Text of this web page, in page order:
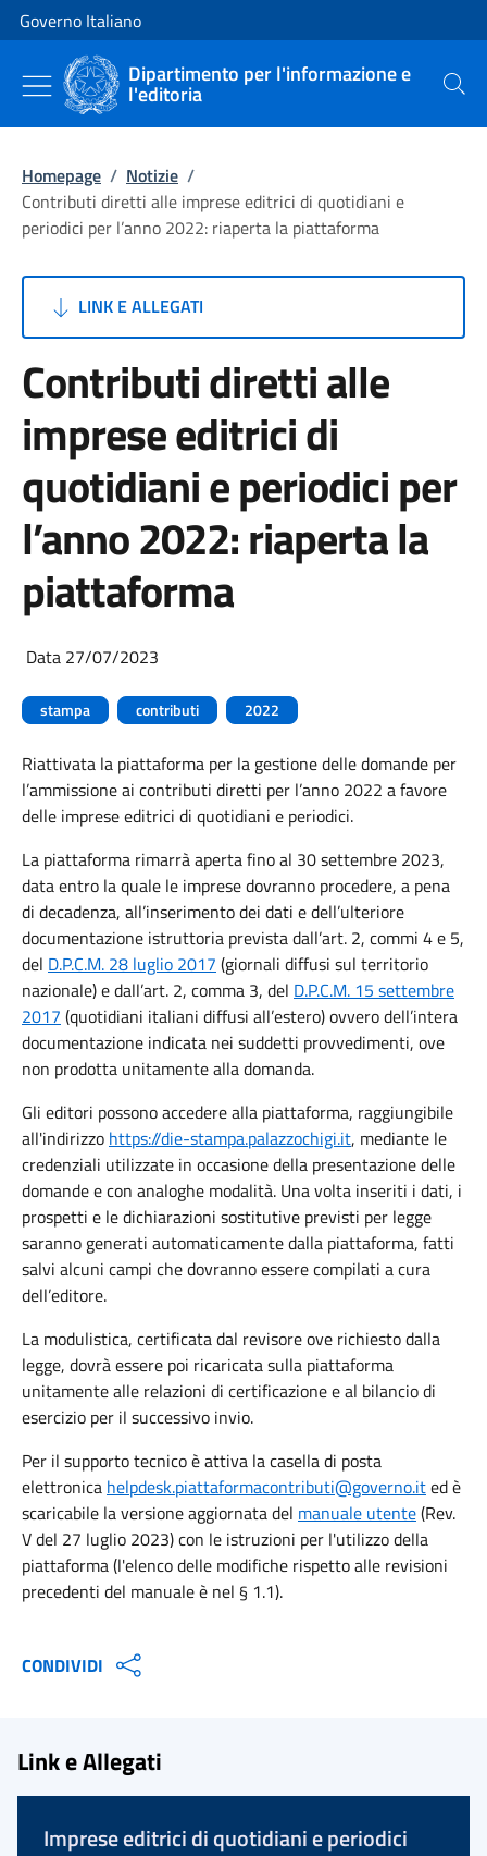
Vai al contenuto
Vai alla navigazione del sito
Governo Italiano
Dipartimento per l'informazione e
l'editoria Cerca
Homepage / Notizie /
Contributi diretti alle imprese editrici di quotidiani e
periodici per l’anno 2022: riaperta la piattaforma
LINK E ALLEGATI
Contributi diretti alle
imprese editrici di
quotidiani e periodici per
l’anno 2022: riaperta la
piattaforma
Data 27/07/2023
stampa contributi 2022
Riattivata la piattaforma per la gestione delle domande per
l’ammissione ai contributi diretti per l’anno 2022 a favore
delle imprese editrici di quotidiani e periodici.
La piattaforma rimarrà aperta fino al 30 settembre 2023,
data entro la quale le imprese dovranno procedere, a pena
di decadenza, all’inserimento dei dati e dell’ulteriore
documentazione istruttoria prevista dall’art. 2, commi 4 e 5,
del D.P.C.M. 28 luglio 2017 (giornali diffusi sul territorio
nazionale) e dall’art. 2, comma 3, del D.P.C.M. 15 settembre
2017 (quotidiani italiani diffusi all’estero) ovvero dell’intera
documentazione indicata nei suddetti provvedimenti, ove
non prodotta unitamente alla domanda.
Gli editori possono accedere alla piattaforma, raggiungibile
all'indirizzo https://die-stampa.palazzochigi.it, mediante le
credenziali utilizzate in occasione della presentazione delle
domande e con analoghe modalità. Una volta inseriti i dati, i
prospetti e le dichiarazioni sostitutive previsti per legge
saranno generati automaticamente dalla piattaforma, fatti
salvi alcuni campi che dovranno essere compilati a cura
dell’editore.
La modulistica, certificata dal revisore ove richiesto dalla
legge, dovrà essere poi ricaricata sulla piattaforma
unitamente alle relazioni di certificazione e al bilancio di
esercizio per il successivo invio.
Per il supporto tecnico è attiva la casella di posta
elettronica helpdesk.piattaformacontributi@governo.ited è
scaricabile la versione aggiornata del manuale utente(Rev.
V del 27 luglio 2023) con le istruzioni per l'utilizzo della
piattaforma (l'elenco delle modifiche rispetto alle revisioni
precedenti del manuale è nel § 1.1).
CONDIVIDI
Link e Allegati
Imprese editrici di quotidiani e periodici